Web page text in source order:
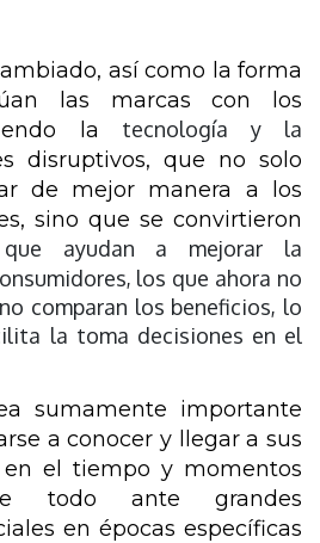
así como la forma
las marcas con los
la tecnología y la
disruptivos, que no solo
de mejor manera a los
sino que se convirtieron
que ayudan a mejorar la
los que ahora no
comparan los beneficios, lo
la toma decisiones en el
sumamente importante
a conocer y llegar a sus
el tiempo y momentos
todo ante grandes
en épocas específicas